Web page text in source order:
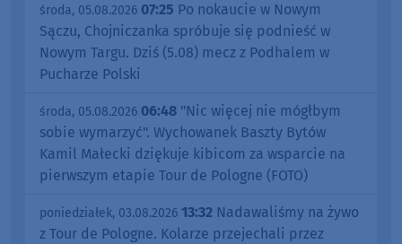
środa, 05.08.2026 07:25 Po nokaucie w Nowym
Sączu, Chojniczanka spróbuje się podnieść w
Nowym Targu. Dziś (5.08) mecz z Podhalem w
Pucharze Polski
środa, 05.08.2026 06:48 "Nic więcej nie mógłbym
sobie wymarzyć". Wychowanek Baszty Bytów
Kamil Małecki dziękuje kibicom za wsparcie na
pierwszym etapie Tour de Pologne (FOTO)
poniedziałek, 03.08.2026 13:32 Nadawaliśmy na żywo
z Tour de Pologne. Kolarze przejechali przez